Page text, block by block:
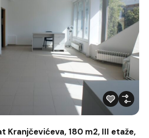
Kranjčevićeva, 180 m2, III etaže,